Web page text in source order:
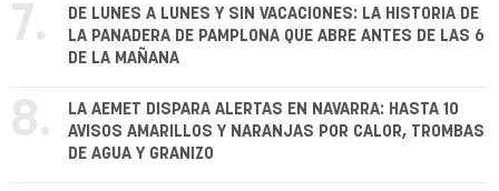
7.
DE LUNES A LUNES Y SIN VACACIONES: LA HISTORIA DE
LA PANADERA DE PAMPLONA QUE ABRE ANTES DE LAS 6
DE LA MAÑANA
8.
LA AEMET DISPARA ALERTAS EN NAVARRA: HASTA 10
AVISOS AMARILLOS Y NARANJAS POR CALOR, TROMBAS
DE AGUA Y GRANIZO